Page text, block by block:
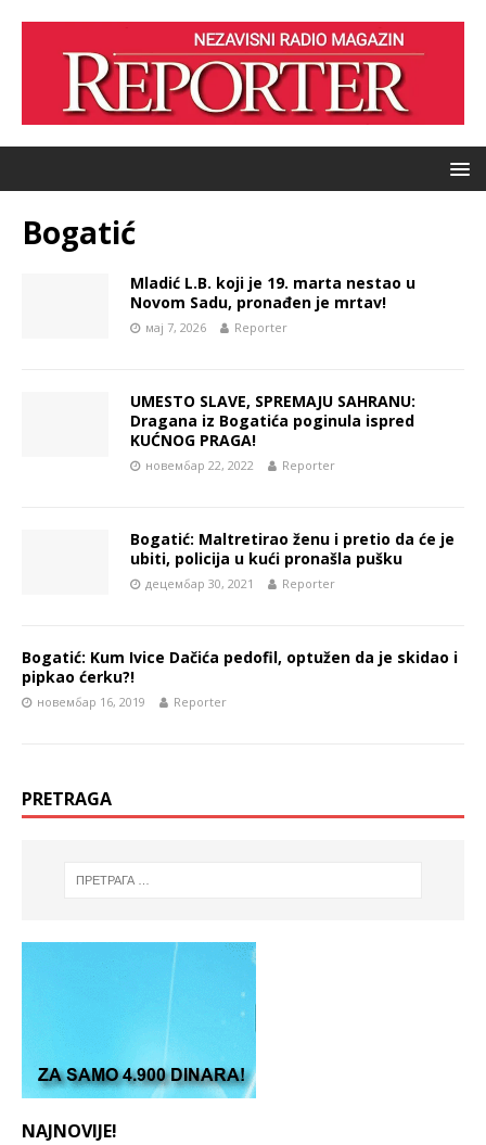
Bogatić
Mladić L.B. koji je 19. marta nestao u
Novom Sadu, pronađen je mrtav!
мај 7, 2026 Reporter
UMESTO SLAVE, SPREMAJU SAHRANU:
Dragana iz Bogatića poginula ispred
KUĆNOG PRAGA!
новембар 22, 2022 Reporter
Bogatić: Maltretirao ženu i pretio da će je
ubiti, policija u kući pronašla pušku
децембар 30, 2021 Reporter
Bogatić: Kum Ivice Dačića pedofil, optužen da je skidao i
pipkao ćerku?!
новембар 16, 2019 Reporter
PRETRAGA
NAJNOVIJE!